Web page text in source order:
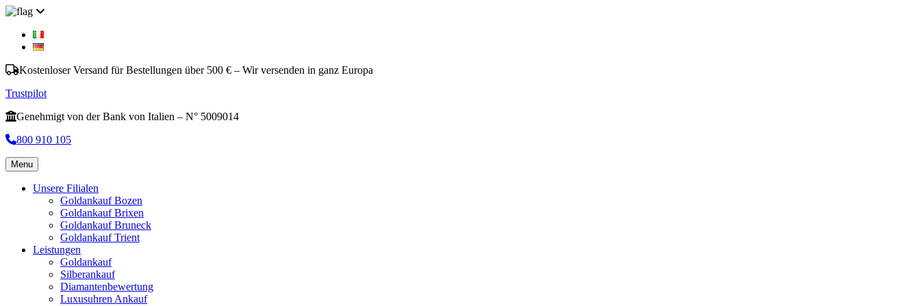
Kostenloser Versand für Bestellungen über 500 € – Wir versenden in ganz Europa
Trustpilot
Genehmigt von der Bank von Italien – N° 5009014
800 910 105
Menu
Unsere Filialen
Goldankauf Bozen
Goldankauf Brixen
Goldankauf Bruneck
Goldankauf Trient
Leistungen
Goldankauf
Silberankauf
Diamantenbewertung
Luxusuhren Ankauf